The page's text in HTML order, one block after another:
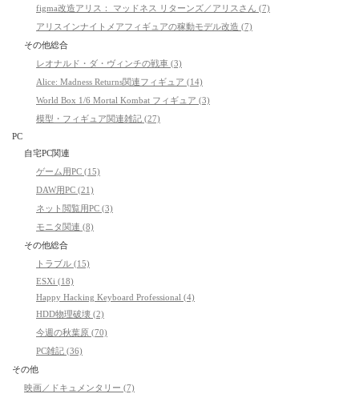
figma改造アリス： マッドネス リターンズ／アリスさん (7)
アリスインナイトメアフィギュアの稼動モデル改造 (7)
その他総合
レオナルド・ダ・ヴィンチの戦車 (3)
Alice: Madness Returns関連フィギュア (14)
World Box 1/6 Mortal Kombat フィギュア (3)
模型・フィギュア関連雑記 (27)
PC
自宅PC関連
ゲーム用PC (15)
DAW用PC (21)
ネット閲覧用PC (3)
モニタ関連 (8)
その他総合
トラブル (15)
ESXi (18)
Happy Hacking Keyboard Professional (4)
HDD物理破壊 (2)
今週の秋葉原 (70)
PC雑記 (36)
その他
映画／ドキュメンタリー (7)